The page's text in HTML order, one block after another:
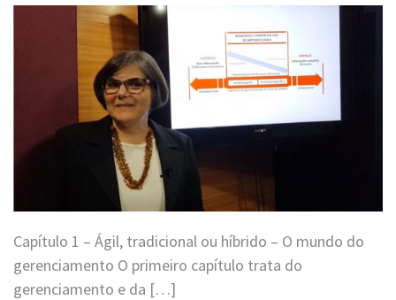
Capítulo 1 – Ágil, tradicional ou híbrido – O mundo do
gerenciamento O primeiro capítulo trata do
gerenciamento e da […]